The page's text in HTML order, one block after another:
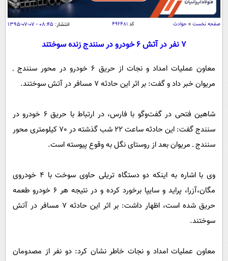
سیاسی
اقتصاد
حوادث
یک برش دانایی
محیط زیست
سفر و تفریح
بین الملل
سیاست خارجی
فرهنگ و هنر
علمی
قرآن
گوناگون
باشگاه مغز
مجله تصویری سلاح
اقتصاد
ورزش
فناوری
عصر ایران 2
خواندنی ها و دیدنی ها
داستان کوتاه
روانشناسی
آموزش زبان
صفحه نخست » حوادث کد۴۹۶۴۸۱ انتشار: ۰۸:۴۵ - ۰۷-۰۷-۱۳۹۵
7 نفر در آتش 6 خودرو در سنندج زنده سوختند
معاون عملیات امداد و نجات از حریق 6 خودرو در محور سنندج ـ
مریوان خبر داد و گفت:‌ بر اثر این حادثه 7 مسافر در آتش سوختند.
شاهین فتحی در گفت‌وگو با فارس، در ارتباط با حریق 6 خودرو در
سنندج گفت: این حادثه ساعت 22 شب گذشته در 70 کیلومتری محور
سنندج ـ‌ مریوان بعد از روستای نگل به وقوع پیوسته است.
وی با اشاره به اینکه دو دستگاه تریلی حاوی سوخت با 4 خودروی
مگان،‌آزرا، پراید و سایپا برخورد کرده و در نتیجه هر 6 خودرو طعمه
حریق شده است،‌ اظهار داشت: بر اثر این حادثه 7 مسافر در آتش
سوختند.
معاون عملیات امداد و نجات خاطر نشان کرد: دو نفر از مصدومان